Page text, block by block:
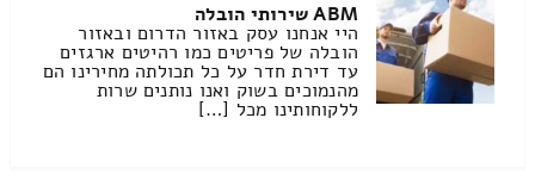
ABM שירותי הובלה
היי אנחנו עסק באזור הדרום ובאזור
הובלה של פריטים כמו רהיטים ארגזים
עד דירת חדר על כל תכולתה מחירינו הם
מהנמוכים בשוק ואנו נותנים שרות
ללקוחותינו מכל […]